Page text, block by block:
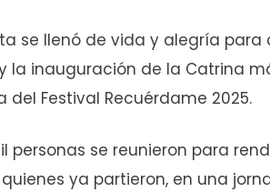
se llenó de vida y alegría
la inauguración de la Catrina
Festival Recuérdame 2025.
personas se reunieron para
ya partieron, en una